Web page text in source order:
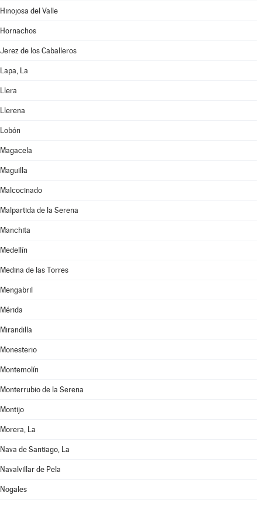
Hinojosa del Valle
Hornachos
Jerez de los Caballeros
Lapa, La
Llera
Llerena
Lobón
Magacela
Maguilla
Malcocinado
Malpartida de la Serena
Manchita
Medellín
Medina de las Torres
Mengabril
Mérida
Mirandilla
Monesterio
Montemolín
Monterrubio de la Serena
Montijo
Morera, La
Nava de Santiago, La
Navalvillar de Pela
Nogales